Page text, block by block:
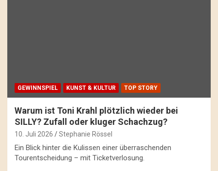
GEWINNSPIEL KUNST & KULTUR TOP STORY
Warum ist Toni Krahl plötzlich wieder bei
SILLY? Zufall oder kluger Schachzug?
10. Juli 2026 Stephanie Rössel
Ein Blick hinter die Kulissen einer überraschenden
Tourentscheidung – mit Ticketverlosung.